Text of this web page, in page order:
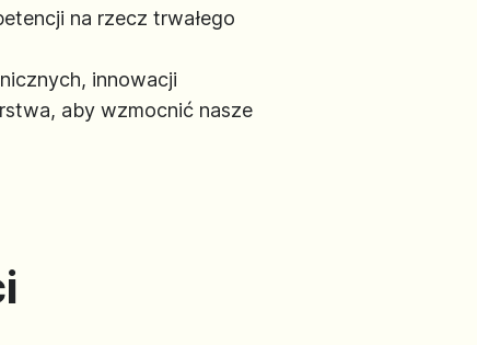
na rzecz trwałego
innowacji
aby wzmocnić nasze